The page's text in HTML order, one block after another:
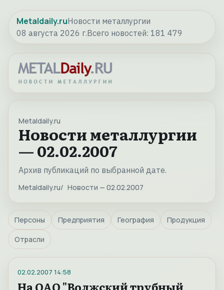
Metaldaily.ruНовости металлургии
08 августа 2026 г.Всего новостей: 181 479
Metaldaily.ru
Новости металлургии
— 02.02.2007
Архив публикаций по выбранной дате.
Metaldaily.ru Новости — 02.02.2007
Персоны Предприятия География Продукция
Отрасли
02.02.2007 14:58